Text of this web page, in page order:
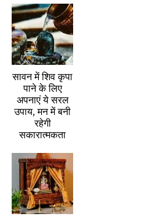
सावन में शिव कृपा
पाने के लिए
अपनाएं ये सरल
उपाय, मन में बनी
रहेगी
सकारात्मकता